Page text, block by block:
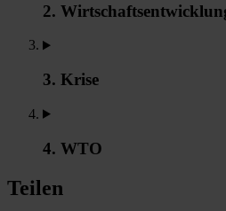
2.
3. Krise
4. WTO
Teilen